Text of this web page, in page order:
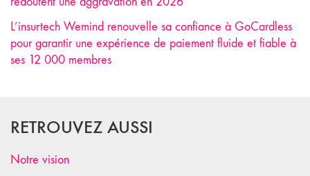
L’insurtech Wemind renouvelle sa confiance à GoCardless
pour garantir une expérience de paiement fluide et fiable à
ses 12 000 membres
RETROUVEZ AUSSI
Notre vision